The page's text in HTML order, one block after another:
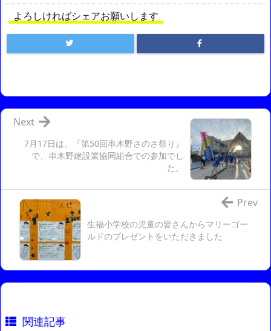
よろしければシェアお願いします
7月17日は、『第50回串木野さのさ祭り』
で、串木野建設業協同組合での参加でし
た。
Next
生福小学校の児童の皆さんからマリーゴー
ルドのプレゼントをいただきました
Prev
関連記事